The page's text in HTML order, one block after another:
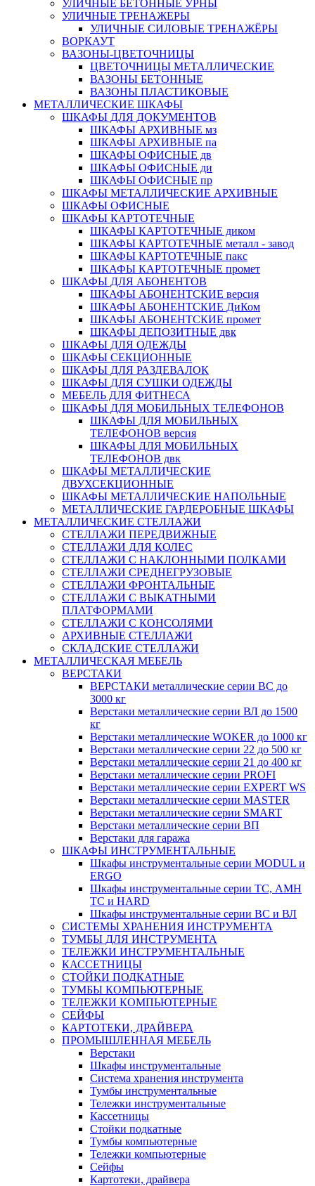
УЛИЧНЫЕ БЕТОННЫЕ УРНЫ
УЛИЧНЫЕ ТРЕНАЖЕРЫ
УЛИЧНЫЕ СИЛОВЫЕ ТРЕНАЖЁРЫ
ВОРКАУТ
ВАЗОНЫ-ЦВЕТОЧНИЦЫ
ЦВЕТОЧНИЦЫ МЕТАЛЛИЧЕСКИЕ
ВАЗОНЫ БЕТОННЫЕ
ВАЗОНЫ ПЛАСТИКОВЫЕ
МЕТАЛЛИЧЕСКИЕ ШКАФЫ
ШКАФЫ ДЛЯ ДОКУМЕНТОВ
ШКАФЫ АРХИВНЫЕ мз
ШКАФЫ АРХИВНЫЕ па
ШКАФЫ ОФИСНЫЕ дв
ШКАФЫ ОФИСНЫЕ ди
ШКАФЫ ОФИСНЫЕ пр
ШКАФЫ МЕТАЛЛИЧЕСКИЕ АРХИВНЫЕ
ШКАФЫ ОФИСНЫЕ
ШКАФЫ КАРТОТЕЧНЫЕ
ШКАФЫ КАРТОТЕЧНЫЕ диком
ШКАФЫ КАРТОТЕЧНЫЕ металл - завод
ШКАФЫ КАРТОТЕЧНЫЕ пакс
ШКАФЫ КАРТОТЕЧНЫЕ промет
ШКАФЫ ДЛЯ АБОНЕНТОВ
ШКАФЫ АБОНЕНТСКИЕ версия
ШКАФЫ АБОНЕНТСКИЕ ДиКом
ШКАФЫ АБОНЕНТСКИЕ промет
ШКАФЫ ДЕПОЗИТНЫЕ двк
ШКАФЫ ДЛЯ ОДЕЖДЫ
ШКАФЫ СЕКЦИОННЫЕ
ШКАФЫ ДЛЯ РАЗДЕВАЛОК
ШКАФЫ ДЛЯ СУШКИ ОДЕЖДЫ
МЕБЕЛЬ ДЛЯ ФИТНЕСА
ШКАФЫ ДЛЯ МОБИЛЬНЫХ ТЕЛЕФОНОВ
ШКАФЫ ДЛЯ МОБИЛЬНЫХ
ТЕЛЕФОНОВ версия
ШКАФЫ ДЛЯ МОБИЛЬНЫХ
ТЕЛЕФОНОВ двк
ШКАФЫ МЕТАЛЛИЧЕСКИЕ
ДВУХСЕКЦИОННЫЕ
ШКАФЫ МЕТАЛЛИЧЕСКИЕ НАПОЛЬНЫЕ
МЕТАЛЛИЧЕСКИЕ ГАРДЕРОБНЫЕ ШКАФЫ
МЕТАЛЛИЧЕСКИЕ СТЕЛЛАЖИ
СТЕЛЛАЖИ ПЕРЕДВИЖНЫЕ
СТЕЛЛАЖИ ДЛЯ КОЛЕС
СТЕЛЛАЖИ С НАКЛОННЫМИ ПОЛКАМИ
СТЕЛЛАЖИ СРЕДНЕГРУЗОВЫЕ
СТЕЛЛАЖИ ФРОНТАЛЬНЫЕ
СТЕЛЛАЖИ С ВЫКАТНЫМИ
ПЛАТФОРМАМИ
СТЕЛЛАЖИ С КОНСОЛЯМИ
АРХИВНЫЕ СТЕЛЛАЖИ
СКЛАДСКИЕ СТЕЛЛАЖИ
МЕТАЛЛИЧЕСКАЯ МЕБЕЛЬ
ВЕРСТАКИ
ВЕРСТАКИ металлические серии ВС до
3000 кг
Верстаки металлические серии ВЛ до 1500
кг
Верстаки металлические WOKER до 1000 кг
Верстаки металлические серии 22 до 500 кг
Верстаки металлические серии 21 до 400 кг
Верстаки металлические серии PROFI
Верстаки металлические серии EXPERT WS
Верстаки металлические серии MASTER
Верстаки металлические серии SMART
Верстаки металлические серии ВП
Верстаки для гаража
ШКАФЫ ИНСТРУМЕНТАЛЬНЫЕ
Шкафы инструментальные серии MODUL и
ERGO
Шкафы инструментальные серии ТС, АМН
ТС и HARD
Шкафы инструментальные серии ВС и ВЛ
СИСТЕМЫ ХРАНЕНИЯ ИНСТРУМЕНТА
ТУМБЫ ДЛЯ ИНСТРУМЕНТА
ТЕЛЕЖКИ ИНСТРУМЕНТАЛЬНЫЕ
КАССЕТНИЦЫ
СТОЙКИ ПОДКАТНЫЕ
ТУМБЫ КОМПЬЮТЕРНЫЕ
ТЕЛЕЖКИ КОМПЬЮТЕРНЫЕ
СЕЙФЫ
КАРТОТЕКИ, ДРАЙВЕРА
ПРОМЫШЛЕННАЯ МЕБЕЛЬ
Верстаки
Шкафы инструментальные
Система хранения инструмента
Тумбы инструментальные
Тележки инструментальные
Кассетницы
Стойки подкатные
Тумбы компьютерные
Тележки компьютерные
Сейфы
Картотеки, драйвера